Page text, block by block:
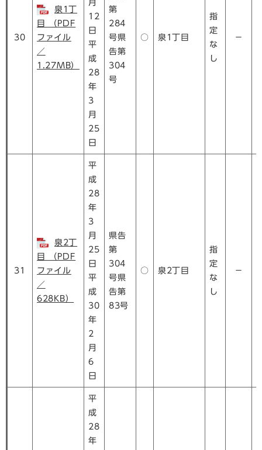
30
泉1丁
目 （PDF
ファイル
／
1.27MB）
月
12
日
平
成
28
年
3
月
25
日
第
284
号県
告第
304
号
○ 泉1丁目
指
定
な
し
－
31
泉2丁
目 （PDF
ファイル
／
628KB）
平
成
28
年
3
月
25
日
平
成
30
年
2
月
6
日
県告
第
304
号県
告第
83号
○ 泉2丁目
指
定
な
し
－
平
成
28
年